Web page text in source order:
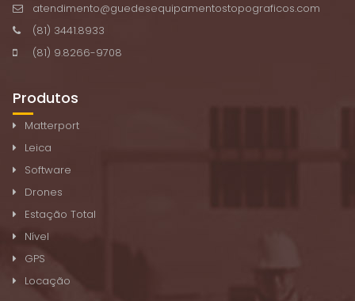
atendimento@guedesequipamentostopograficos.com
(81) 3441.8933
(81) 9.8266-9708
Produtos
Matterport
Leica
Software
Drones
Estação Total
Nível
GPS
Locação